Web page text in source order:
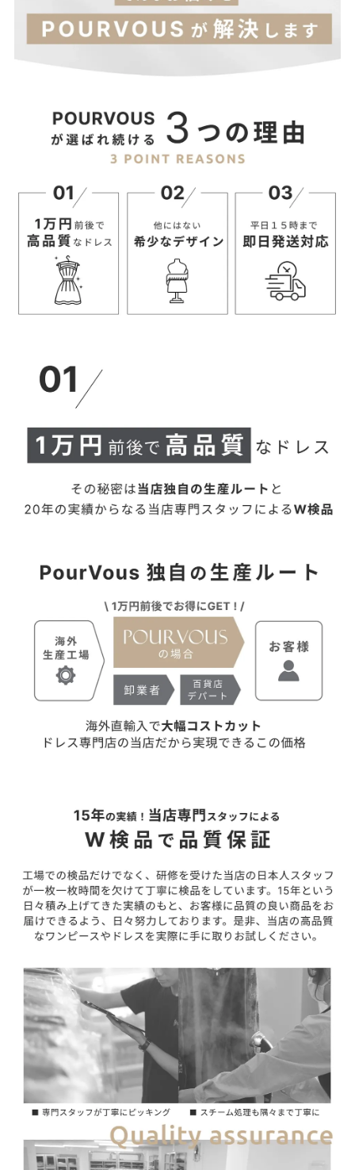
サイズ(cm)
着丈
バスト
61.1
【パンツ】
ウエスト ヒップ 股上
110 62.5
114 63
【当店のサイズガイドはこちら→】